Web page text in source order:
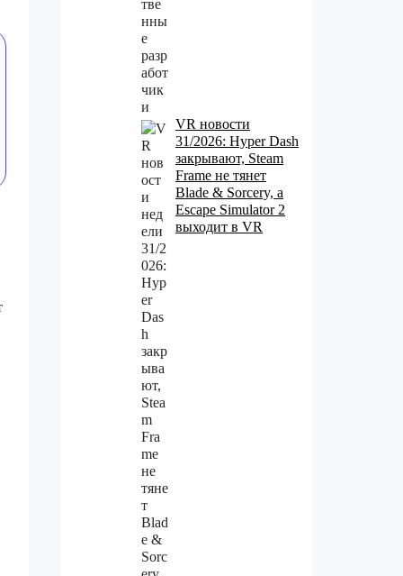
VR новости
31/2026: Hyper Dash
закрывают, Steam
Frame не тянет
Blade & Sorcery, а
Escape Simulator 2
выходит в VR